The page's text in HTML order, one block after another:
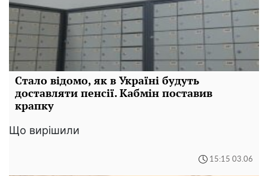
Стало відомо, як в Україні будуть
доставляти пенсії. Кабмін поставив
крапку
Що вирішили
15:15 03.06